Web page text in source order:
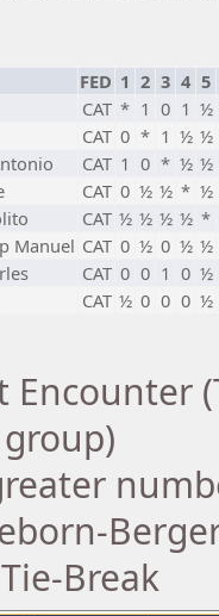
FED 1 2 3 4 5
CAT * 1 0 1 ½
CAT 0 * 1 ½ ½
CAT 1 0 * ½ ½
CAT 0 ½ ½ * ½
CAT ½ ½ ½ ½ *
Manuel CAT 0 ½ 0 ½ ½
CAT 0 0 1 0 ½
CAT ½ 0 0 0 ½
Encounter
Break